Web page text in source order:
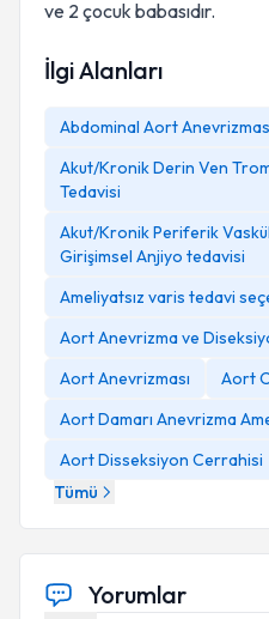
ve 2 çocuk babasıdır.
İlgi Alanları
Abdominal Aort
Akut/Kronik Derin Ven
Tedavisi
Akut/Kronik Periferik
Girişimsel Anjiyo tedavisi
Ameliyatsız varis tedavi
Aort Anevrizma ve
Aort Anevrizması
Aort
Aort Damarı Anevrizma
Aort Disseksiyon Cerrahisi
Tümü
Yorumlar